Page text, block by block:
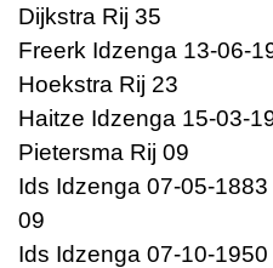
Dijkstra Rij 35
Freerk Idzenga 13-06-
Hoekstra Rij 23
Haitze Idzenga 15-03-
Pietersma Rij 09
Ids Idzenga 07-05-
09
Ids Idzenga 07-10-